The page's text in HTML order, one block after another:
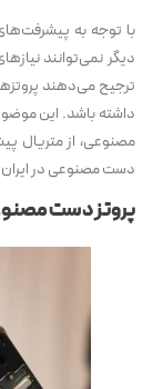
با توجه به
دیگر نمی‌توانند
ترجیح می‌دهند
داشته باشد. این
مصنوعی، از متریال
دست مصنوعی در ایران
پروتز دست